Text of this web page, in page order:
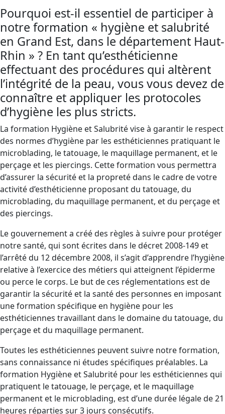
Pourquoi est-il essentiel de participer à
notre formation « hygiène et salubrité
en Grand Est, dans le département Haut-
Rhin » ? En tant qu’esthéticienne
effectuant des procédures qui altèrent
l’intégrité de la peau, vous vous devez de
connaître et appliquer les protocoles
d’hygiène les plus stricts.
La formation Hygiène et Salubrité vise à garantir le respect
des normes d’hygiène par les esthéticiennes pratiquant le
microblading, le tatouage, le maquillage permanent, et le
perçage et les piercings. Cette formation vous permettra
d’assurer la sécurité et la propreté dans le cadre de votre
activité d’esthéticienne proposant du tatouage, du
microblading, du maquillage permanent, et du perçage et
des piercings.
Le gouvernement a créé des règles à suivre pour protéger
notre santé, qui sont écrites dans le décret 2008-149 et
l’arrêté du 12 décembre 2008, il s’agit d’apprendre l’hygiène
relative à l’exercice des métiers qui atteignent l’épiderme
ou perce le corps. Le but de ces réglementations est de
garantir la sécurité et la santé des personnes en imposant
une formation spécifique en hygiène pour les
esthéticiennes travaillant dans le domaine du tatouage, du
perçage et du maquillage permanent.
Toutes les esthéticiennes peuvent suivre notre formation,
sans connaissance ni études spécifiques préalables. La
formation Hygiène et Salubrité pour les esthéticiennes qui
pratiquent le tatouage, le perçage, et le maquillage
permanent et le microblading, est d’une durée légale de 21
heures réparties sur 3 jours consécutifs.